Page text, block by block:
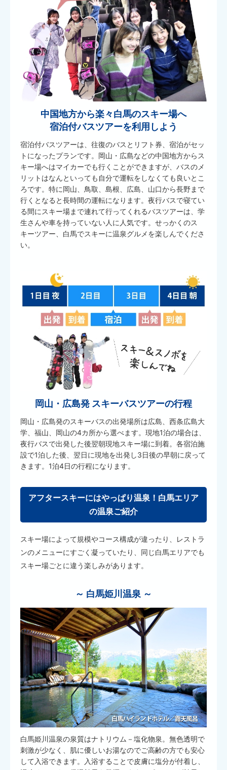
中国地方から楽々白馬のスキー場へ
宿泊付バスツアーを利用しよう
宿泊付バスツアーは、往復のバスとリフト券、宿泊がセッ
トになったプランです。岡山・広島などの中国地方からス
キー場へはマイカーでも行くことができますが、バスのメ
リットはなんといっても自分で運転をしなくても良いとこ
ろです。特に岡山、鳥取、島根、広島、山口から長野まで
行くとなると長時間の運転になります。夜行バスで寝てい
る間にスキー場まで連れて行ってくれるバスツアーは、学
生さんや車を持っていない人に人気です。せっかくのス
キーツアー、白馬でスキーに温泉グルメを楽しんでくださ
い。
岡山・広島発 スキーバスツアーの行程
岡山・広島発のスキーバスの出発場所は広島、西条広島大
学、福山、岡山の4カ所から選べます。現地1泊の場合は、
夜行バスで出発した後翌朝現地スキー場に到着。各宿泊施
設で1泊した後、翌日に現地を出発し3日後の早朝に戻って
きます。1泊4日の行程になります。
アフタースキーにはやっぱり温泉！白馬エリア
の温泉ご紹介
スキー場によって規模やコース構成が違ったり、レストラ
ンのメニューにすごく凝っていたり、同じ白馬エリアでも
スキー場ごとに違う楽しみがあります。
～ 白馬姫川温泉 ～
白馬姫川温泉の泉質はナトリウム－塩化物泉。無色透明で
刺激が少なく、肌に優しいお湯なのでご高齢の方でも安心
して入浴できます。入浴することで皮膚に塩分が付着し、